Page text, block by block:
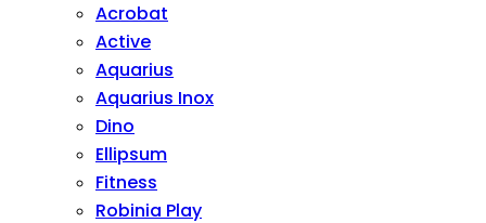
Acrobat
Active
Aquarius
Aquarius Inox
Dino
Ellipsum
Fitness
Robinia Play